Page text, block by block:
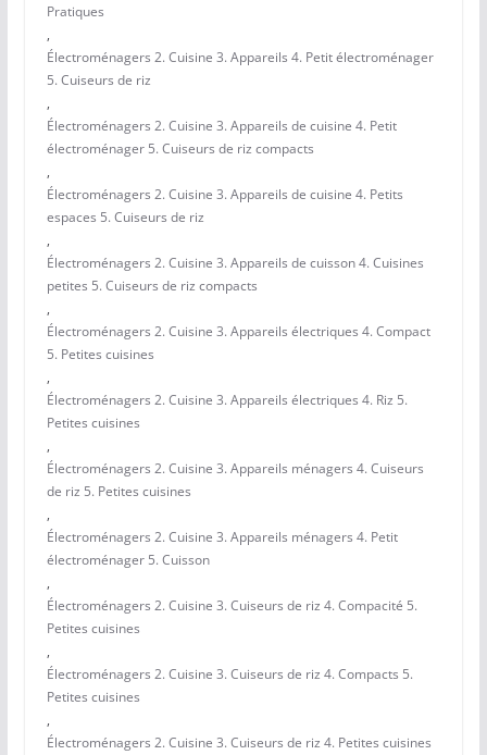
Pratiques
,
Électroménagers 2. Cuisine 3. Appareils 4. Petit électroménager
5. Cuiseurs de riz
,
Électroménagers 2. Cuisine 3. Appareils de cuisine 4. Petit
électroménager 5. Cuiseurs de riz compacts
,
Électroménagers 2. Cuisine 3. Appareils de cuisine 4. Petits
espaces 5. Cuiseurs de riz
,
Électroménagers 2. Cuisine 3. Appareils de cuisson 4. Cuisines
petites 5. Cuiseurs de riz compacts
,
Électroménagers 2. Cuisine 3. Appareils électriques 4. Compact
5. Petites cuisines
,
Électroménagers 2. Cuisine 3. Appareils électriques 4. Riz 5.
Petites cuisines
,
Électroménagers 2. Cuisine 3. Appareils ménagers 4. Cuiseurs
de riz 5. Petites cuisines
,
Électroménagers 2. Cuisine 3. Appareils ménagers 4. Petit
électroménager 5. Cuisson
,
Électroménagers 2. Cuisine 3. Cuiseurs de riz 4. Compacité 5.
Petites cuisines
,
Électroménagers 2. Cuisine 3. Cuiseurs de riz 4. Compacts 5.
Petites cuisines
,
Électroménagers 2. Cuisine 3. Cuiseurs de riz 4. Petites cuisines